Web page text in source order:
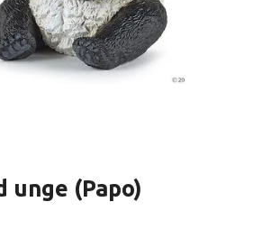
unge (Papo)